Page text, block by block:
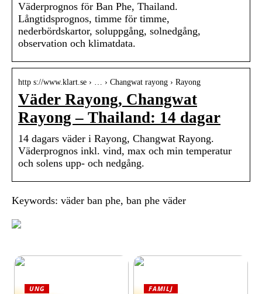
Väderprognos för Ban Phe, Thailand.
Långtidsprognos, timme för timme,
nederbördskartor, soluppgång, solnedgång,
observation och klimatdata.
http s://www.klart.se › … › Changwat rayong › Rayong
Väder Rayong, Changwat
Rayong – Thailand: 14 dagar
14 dagars väder i Rayong, Changwat Rayong.
Väderprognos inkl. vind, max och min temperatur
och solens upp- och nedgång.
Keywords: väder ban phe, ban phe väder
UNG FAMILJ